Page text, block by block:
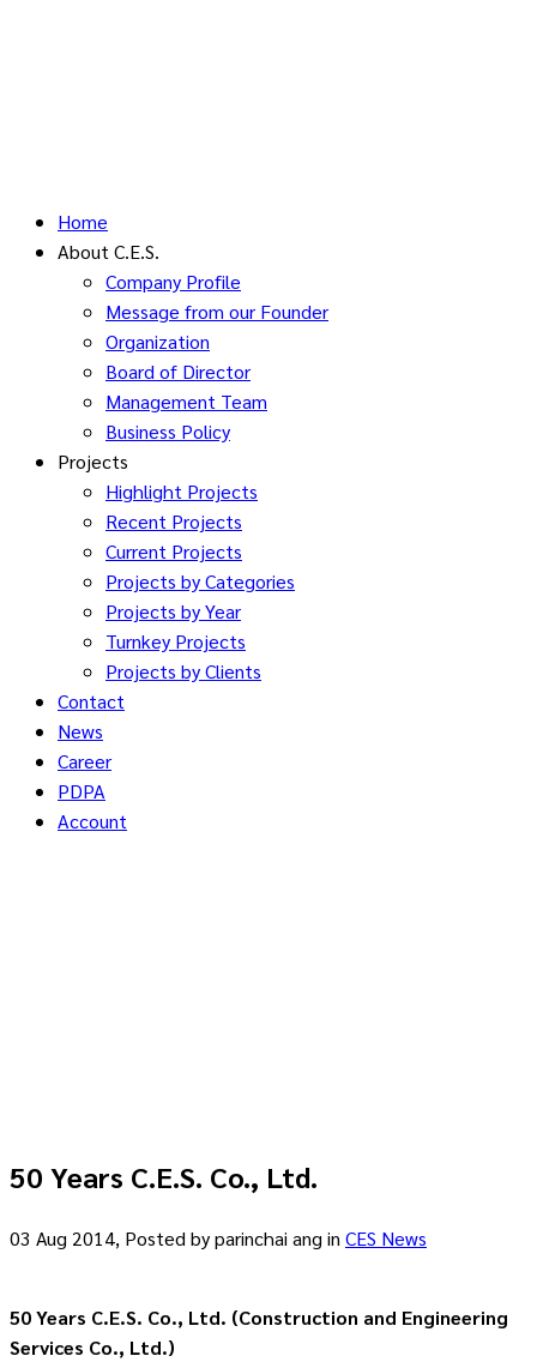
Home
About C.E.S.
Company Profile
Message from our Founder
Organization
Board of Director
Management Team
Business Policy
Projects
Highlight Projects
Recent Projects
Current Projects
Projects by Categories
Projects by Year
Turnkey Projects
Projects by Clients
Contact
News
Career
PDPA
Account
50 Years C.E.S. Co., Ltd.
03 Aug 2014, Posted byparinchai ang in CES News
50 Years C.E.S. Co., Ltd. (Construction and Engineering
Services Co., Ltd.)